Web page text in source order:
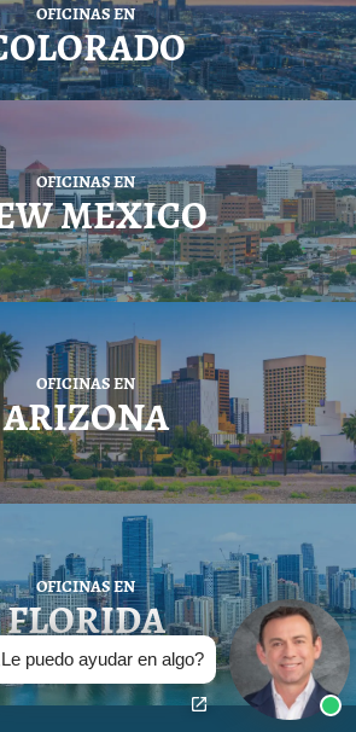
OFICINAS EN
OFICINAS EN
MEXICO
OFICINAS EN
ARIZONA
OFICINAS EN
FLORIDA
puedo ayudar en algo?